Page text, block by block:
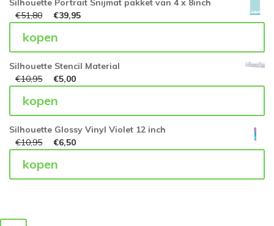
Silhouette Portrait Snijmat pakket van 4 x 8inch
€51,80 €39,95
kopen
Silhouette Stencil Material
€10,95 €5,00
kopen
Silhouette Glossy Vinyl Violet 12 inch
€10,95 €6,50
kopen